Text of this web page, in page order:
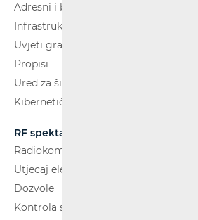
Adresni i brojevni prostor
Infrastruktura
Uvjeti gradnje
Propisi
Ured za širokopojasnost (BCO)
Kibernetička sigurnost
RF spektar
Radiokomunikacije i radiodifuzija
Utjecaj elektromagnetskih polja (EMP)
Dozvole
Kontrola spektra